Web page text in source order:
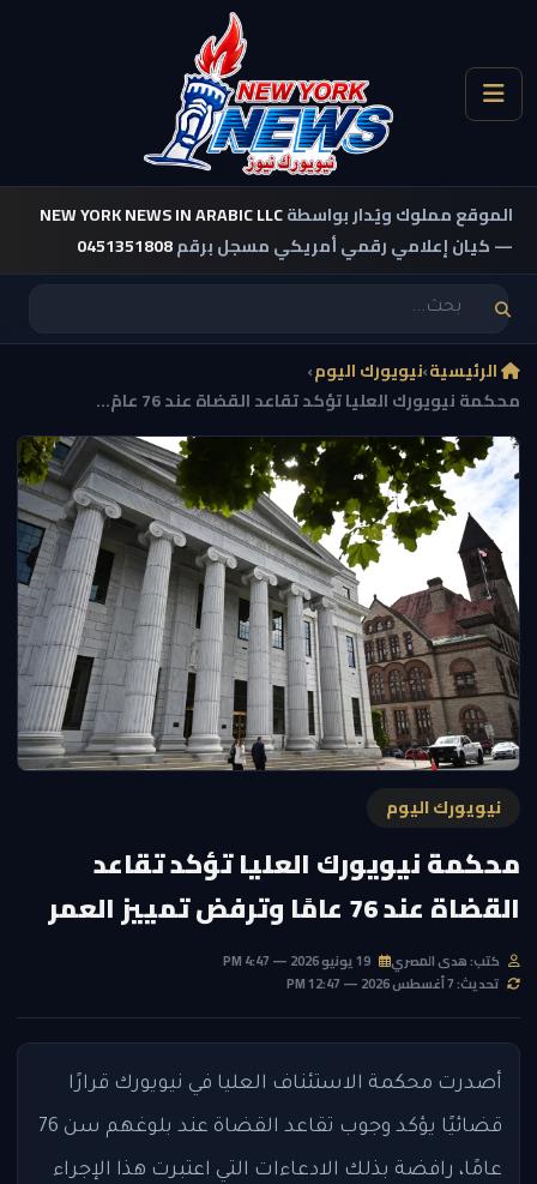
الموقع مملوك ويُدار بواسطةNEW YORK NEWS IN ARABIC LLC
— كيان إعلامي رقمي أمريكي مسجل برقم0451351808
الرئيسية›نيويورك اليوم›
محكمة نيويورك العليا تؤكد تقاعد القضاة عند 76 عامً...
نيويورك اليوم
محكمة نيويورك العليا تؤكد تقاعد
القضاة عند 76 عامًا وترفض تمييز العمر
كتب: هدى المصري
تحديث: 7 أغسطس 2026 — 12:47 PM
أصدرت محكمة الاستئناف العليا في نيويورك قرارًا
قضائيًا يؤكد وجوب تقاعد القضاة عند بلوغهم سن 76
عامًا، رافضة بذلك الادعاءات التي اعتبرت هذا الإجراء